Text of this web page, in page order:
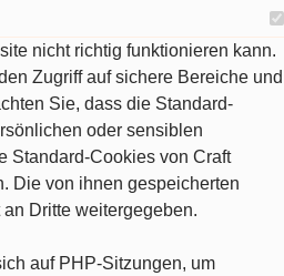
nicht richtig funktionieren kann.
Zugriff auf sichere Bereiche und
Sie, dass die Standard-
oder sensiblen
Standard-Cookies von Craft
Die von ihnen gespeicherten
Dritte weitergegeben.
auf PHP-Sitzungen, um